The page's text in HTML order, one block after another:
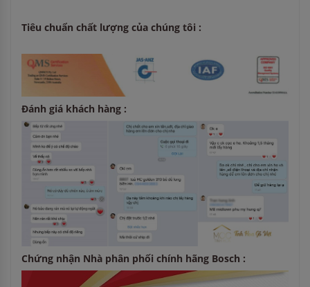
Tiêu chuẩn chất lượng của chúng tôi :
Đánh giá khách hàng :
Chứng nhận Nhà phân phối chính hãng Bosch :